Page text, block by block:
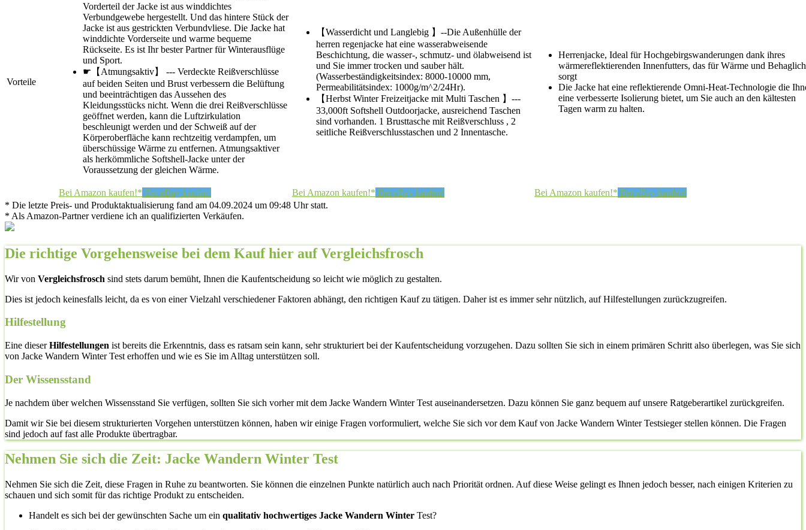
Vorteile
Vorderteil der Jacke ist aus winddichtes
Verbundgewebe hergestellt. Und das hintere Stück der
Jacke ist aus gestrickten Verbundvliese. Die Jacke hat
winddichte Vorderseite und warme bequeme
Rückseite. Es ist Ihr bester Partner für Winterausflüge
und Sport.
☛【Atmungsaktiv】 --- Verdeckte Reißverschlüsse
auf beiden Seiten und Brust verbessern die Belüftung
und beeinträchtigen das Aussehen des
Kleidungsstücks nicht. Wenn die drei Reißverschlüsse
geöffnet werden, kann die Luftzirkulation
beschleunigt werden und der Schweiß auf der
Körperoberfläche kann rechtzeitig verdampfen, um
überschüssige Wärme zu entfernen. Atmungsaktiver
als herkömmliche Softshell-Jacke unter der
Voraussetzung der gleichen Wärme.
【Wasserdicht und Langlebig 】--Die Außenhülle der
herren regenjacke hat eine wasserabweisende
Beschichtung, die wasser-, schmutz- und ölabweisend ist
und Sie immer trocken und sauber hält.
(Wasserbeständigkeitsindex: 8000-10000 mm,
Permeabilitätsindex: 1000g/m^2/24Hr).
【Herbst Winter Freizeitjacke mit Multi Taschen 】---
33,000ft Softshell Outdoorjacke, ausreichend Taschen
sind vorhanden. 1 Brusttasche mit Reißverschluss , 2
seitliche Reißverschlusstaschen und 2 Innentasche.
Herrenjacke, Ideal für Hochgebirgswanderungen dank ihres
wärmereflektierenden Innenfutters, das für Wärme und
sorgt
Die Jacke hat eine reflektierende Omni-Heat-Technologie die
eine verbesserte Isolierung bietet, um Sie auch an den kältesten
Tagen warm zu halten.
Bei Amazon kaufen!* Bei eBay kaufen! Bei Amazon kaufen!* Bei eBay kaufen! Bei Amazon kaufen!* Bei eBay kaufen!
* Die letzte Preis- und Produktaktualisierung fand am 04.09.2024 um 09:48 Uhr statt.
* Als Amazon-Partner verdiene ich an qualifizierten Verkäufen.
Die richtige Vorgehensweise bei dem Kauf hier auf Vergleichsfrosch
Wir von Vergleichsfrosch sind stets darum bemüht, Ihnen die Kaufentscheidung so leicht wie möglich zu gestalten.
Dies ist jedoch keinesfalls leicht, da es von einer Vielzahl verschiedener Faktoren abhängt, den richtigen Kauf zu tätigen. Daher ist es immer sehr nützlich, auf Hilfestellungen zurückzugreifen.
Hilfestellung
Eine dieserHilfestellungen ist bereits die Erkenntnis, dass es ratsam sein kann, sehr strukturiert bei der Kaufentscheidung vorzugehen. Dazu sollten Sie sich in einem primären Schritt also überlegen, was Sie sich
von Jacke Wandern Winter Test erhoffen und wie es Sie im Alltag unterstützen soll.
Der Wissensstand
Je nachdem über welchen Wissensstand Sie verfügen, sollten Sie sich vorher mit dem Jacke Wandern Winter Test auseinandersetzen. Dazu können Sie ganz bequem auf unsere Ratgeberartikel zurückgreifen.
Damit wir Sie bei diesem strukturierten Vorgehen unterstützen können, haben wir einige Fragen vorformuliert, welche Sie sich vor dem Kauf von Jacke Wandern Winter Testsieger stellen können. Die Fragen
sind jedoch auf fast alle Produkte übertragbar.
Nehmen Sie sich die Zeit: Jacke Wandern Winter Test
Nehmen Sie sich die Zeit, diese Fragen in Ruhe zu beantworten. Sie können die einzelnen Punkte natürlich auch nach Priorität ordnen. Auf diese Weise gelingt es Ihnen jedoch besser, nach einigen Kriterien zu
schauen und sich somit für das richtige Produkt zu entscheiden.
Handelt es sich bei der gewünschten Sache um ein qualitativ hochwertiges Jacke Wandern Winter Test?